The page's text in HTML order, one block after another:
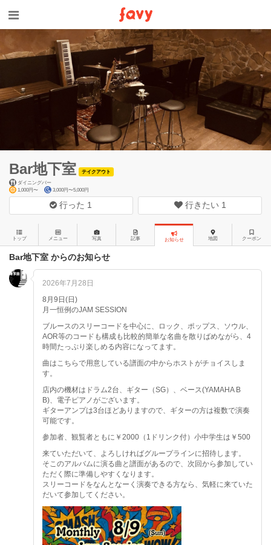
Bar地下室
テイクアウト
ダイニングバー
1,000円〜
3,000円〜5,000円
行った 1 行きたい 1
トップ メニュー 写真 記事 お知らせ 地図 クーポン
Bar地下室 からのお知らせ
2026年7月28日
8月9日(日)
月一恒例のJAM SESSION
ブルースのスリーコードを中心に、ロック、ポップス、ソウル、
AOR等のコードも構成も比較的簡単な名曲を散りばめながら、4
時間たっぷり楽しめる内容になってます。
曲はこちらで用意している譜面の中からホストがチョイスしま
す。
店内の機材はドラム2台、ギター（SG）、ベース(YAMAHA B
B)、電子ピアノがございます。
ギターアンプは3台ほどありますので、ギターの方は複数で演奏
可能です。
参加者、観覧者ともに￥2000（1ドリンク付）小中学生は￥500
来ていただいて、よろしければグループラインに招待します。
そこのアルバムに演る曲と譜面があるので、次回から参加してい
ただく際に準備しやすくなります。
スリーコードをなんとなーく演奏できる方なら、気軽に来ていた
だいて参加してください。